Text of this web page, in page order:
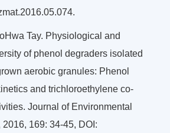
Tay. Physiological and
of phenol degraders isolated
aerobic granules: Phenol
and trichloroethylene co-
Journal of Environmental
2016, 169: 34-45, DOI: